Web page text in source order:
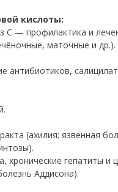
кислоты:
C — профилактика и
маточные и др.).
антибиотиков,
(ахилия; язвенная
гепатиты и
Аддисона).